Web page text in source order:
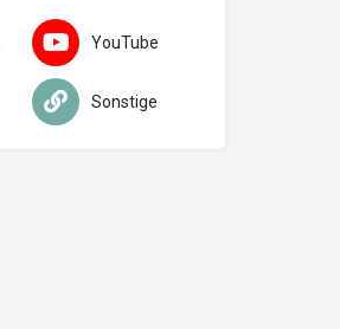
YouTube
Sonstige